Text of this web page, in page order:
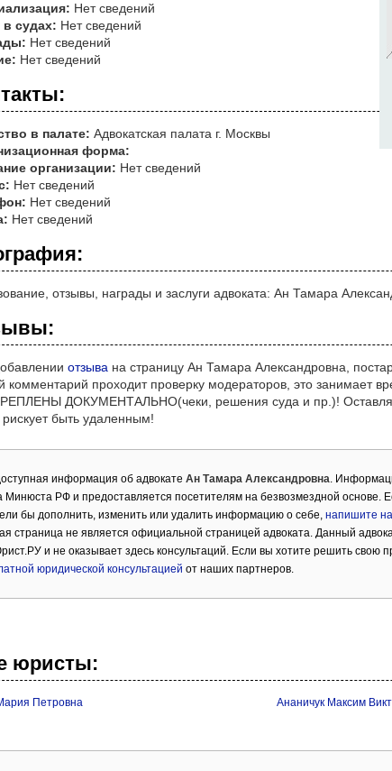
Нет сведений
судах: Нет сведений
Нет сведений
Нет сведений
в палате: Адвокатская палата г. Москвы
форма:
организации: Нет сведений
Нет сведений
Нет сведений
Нет сведений
отзывы, награды и заслуги адвоката: Ан Тамара
отзыва на страницу Ан Тамара Александровна,
комментарий проходит проверку модераторов, это занимает
ДОКУМЕНТАЛЬНО(чеки, решения суда и пр.)!
рискует быть удаленным!
информация об адвокате Ан Тамара Александровна.
Минюста РФ и предоставляется посетителям на безвозмездной основе.
бы дополнить, изменить или удалить информацию о себе, напишите
страница не является официальной страницей адвоката. Данный
и не оказывает здесь консультаций. Если вы хотите решить свою
юридической консультацией от наших партнеров.
юристы:
Петровна Ананичук Максим